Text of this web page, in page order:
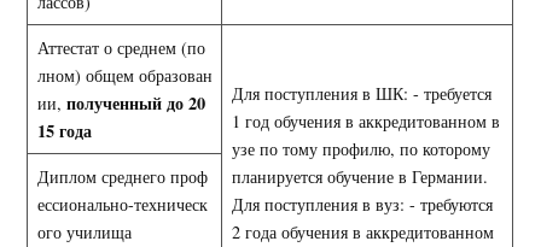
Аттестат о среднем (по
лном) общем образован
ии, полученный до 20
15 года
Для поступления в ШК: - требуется
1 год обучения в аккредитованном в
узе по тому профилю, по которому
планируется обучение в Германии.
Для поступления в вуз: - требуются
2 года обучения в аккредитованном
Диплом среднего проф
ессионально-техническ
ого училища